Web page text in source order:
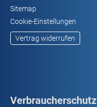
Sitemap
Cookie-Einstellungen
Vertrag widerrufen
Verbraucherschutz